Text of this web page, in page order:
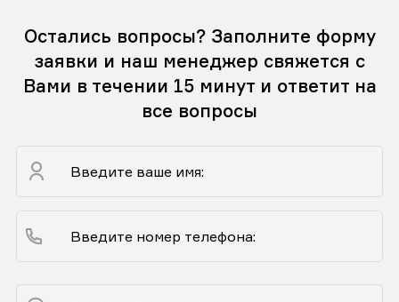
Остались вопросы? Заполните форму
заявки и наш менеджер свяжется с
Вами в течении 15 минут и ответит на
все вопросы